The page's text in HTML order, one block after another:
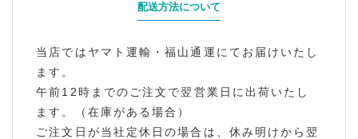
配送方法について
当店ではヤマト運輸・福山通運にてお届けいたし
ます。
午前12時までのご注文で翌営業日に出荷いたし
ます。（在庫がある場合）
ご注文日が当社定休日の場合は、休み明けから翌